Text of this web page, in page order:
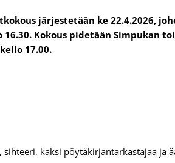
järjestetään ke 22.4.2026,
Kokous pidetään Simpukan
17.00.
kaksi pöytäkirjantarkastajaa ja